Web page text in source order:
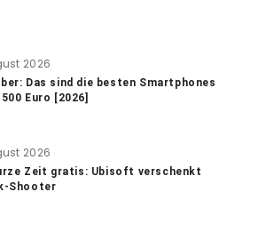
2026
Das sind die besten Smartphones
Euro [2026]
2026
Zeit gratis: Ubisoft verschenkt
Shooter